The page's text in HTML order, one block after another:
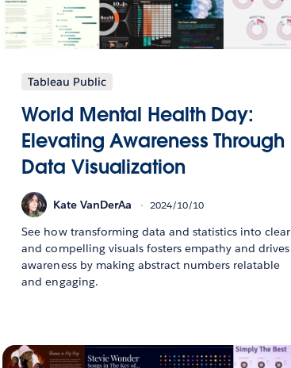
Tableau Public
World Mental Health Day:
Elevating Awareness Through
Data Visualization
Kate VanDerAa 2024/10/10
See how transforming data and statistics into clear
and compelling visuals fosters empathy and drives
awareness by making abstract numbers relatable
and engaging.